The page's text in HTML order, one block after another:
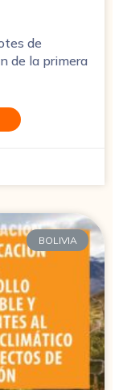
de
de la primera
BOLIVIA